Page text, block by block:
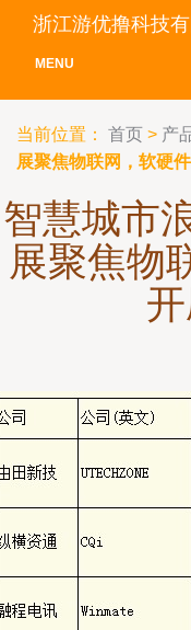
浙江游优撸科技
MENU
当前位置： 首页 > 产
展聚焦物联网，软硬
智慧城市
展聚焦物